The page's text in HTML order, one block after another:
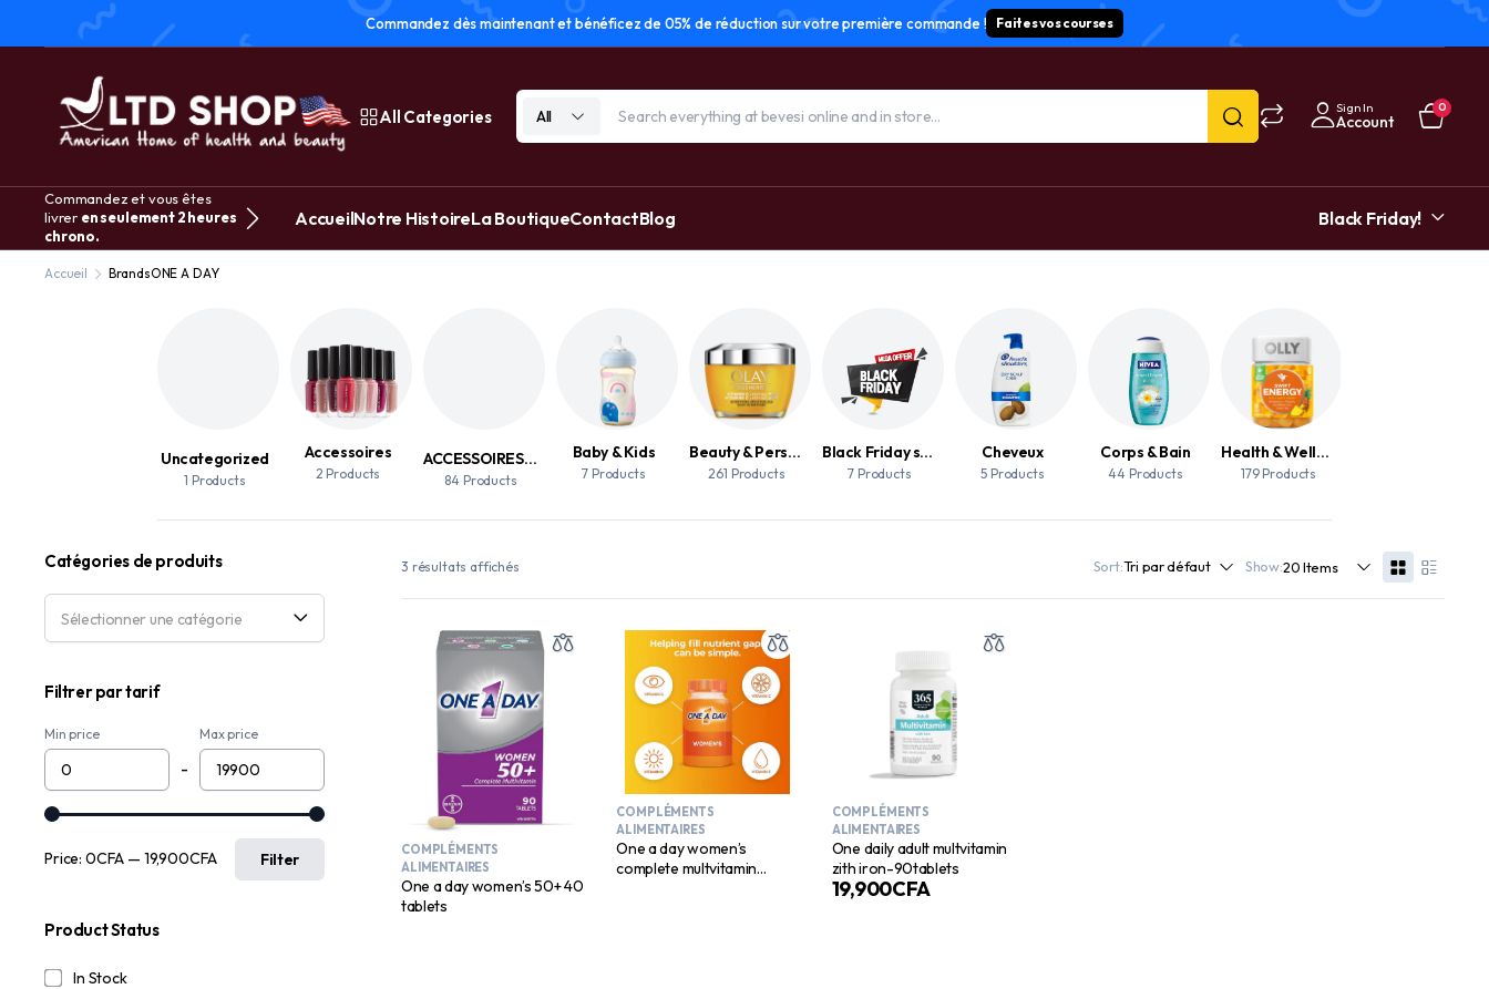
Commandez dès maintenant et bénéficez de 05% de réduction sur votre première commande ! Faites vos courses
All Categories All Sign In
Account
0
Commandez et vous êtes
livrer en seulement 2 heures
chrono.
AccueilNotre HistoireLa BoutiqueContactBlog Black Friday!
Accueil BrandsONE A DAY
Uncategorized
1 Products
Accessoires
2 Products
ACCESSOIRES DE MAQUILLAGE
84 Products
Baby & Kids
7 Products
Beauty & Personal Care
261 Products
Black Friday sale
7 Products
Cheveux
5 Products
Corps & Bain
44 Products
Health & Wellness
179 Products
3 résultats affichés Sort: Show:
COMPLÉMENTS
ALIMENTAIRES
One a day women’s 50+ 40
tablets
COMPLÉMENTS
ALIMENTAIRES
One a day women’s
complete multvitamin
COMPLÉMENTS
ALIMENTAIRES
One daily adult multvitamin
zith iron-90tablets
19,900CFA
Catégories de produits
Sélectionner une catégorie
Filtrer par tarif
Min price
-
Max price
Filter
Price: 0CFA — 19,900CFA
Product Status
In Stock